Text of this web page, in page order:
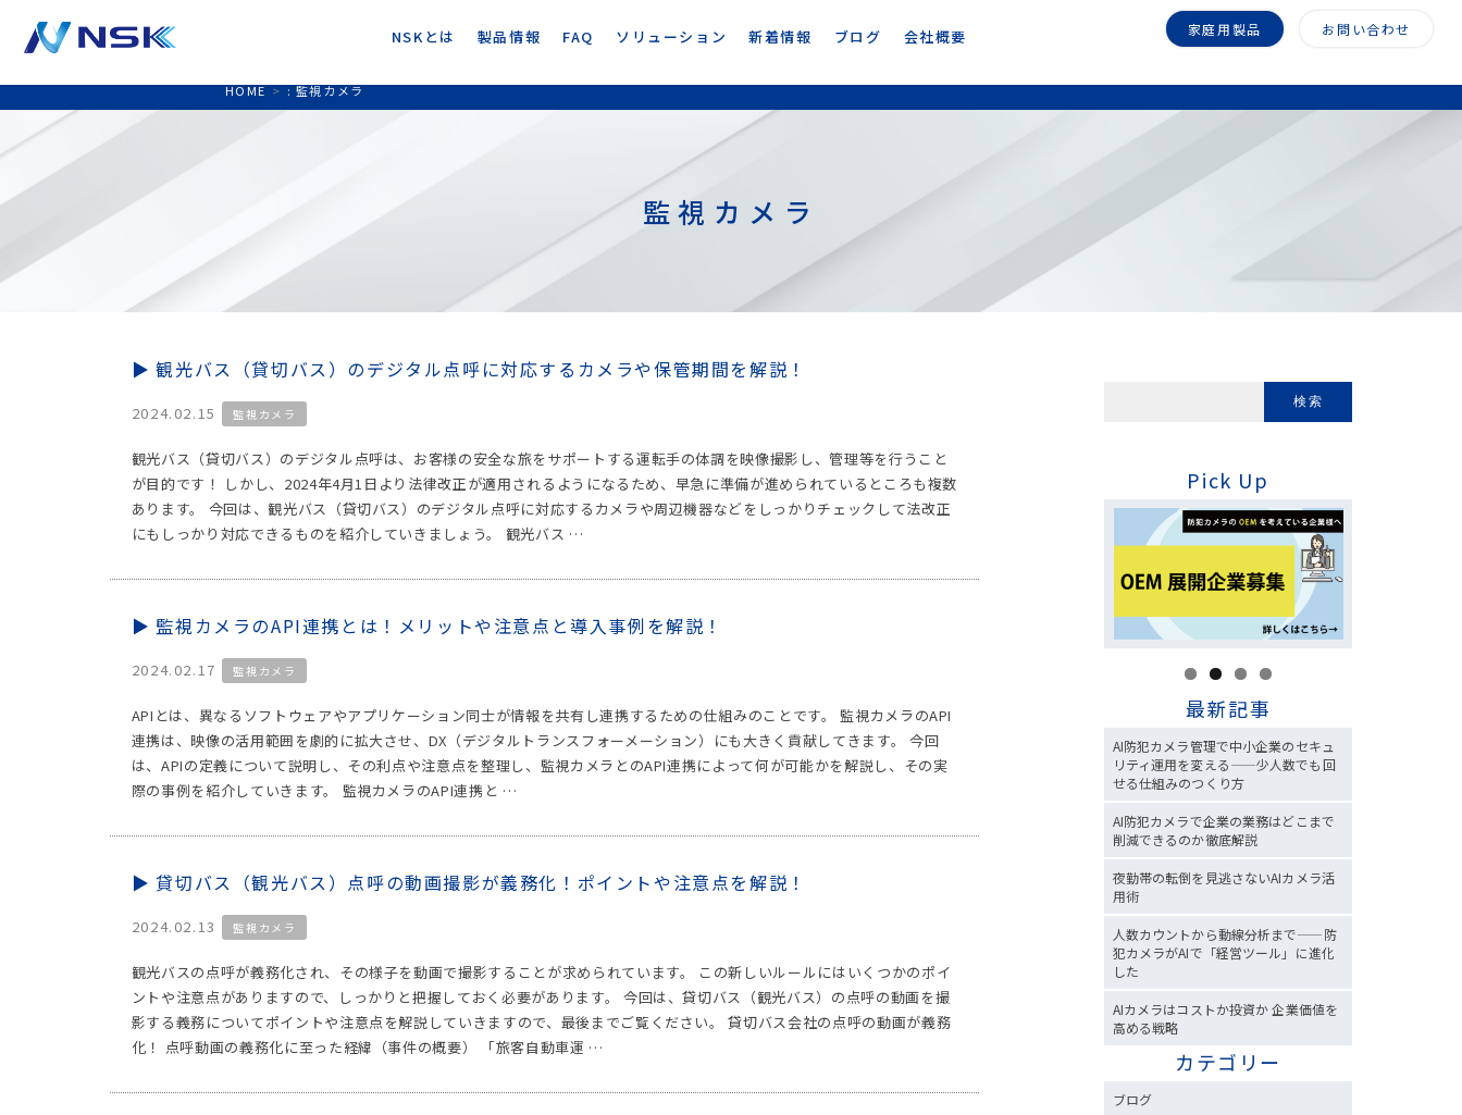
NSKとは 製品情報 FAQ ソリューション 新着情報 ブログ 会社概要 家庭用製品 お問い合わせ
HOME > :監視カメラ
監視カメラ
観光バス（貸切バス）のデジタル点呼に対応するカメラや保管期間を解説！
2024.02.15 監視カメラ
観光バス（貸切バス）のデジタル点呼は、お客様の安全な旅をサポートする運転手の体調を映像撮影し、管理等を行うこと
が目的です！ しかし、2024年4月1日より法律改正が適用されるようになるため、早急に準備が進められているところも複数
あります。 今回は、観光バス（貸切バス）のデジタル点呼に対応するカメラや周辺機器などをしっかりチェックして法改正
にもしっかり対応できるものを紹介していきましょう。 観光バス …
監視カメラのAPI連携とは！メリットや注意点と導入事例を解説！
2024.02.17 監視カメラ
APIとは、異なるソフトウェアやアプリケーション同士が情報を共有し連携するための仕組みのことです。 監視カメラのAPI
連携は、映像の活用範囲を劇的に拡大させ、DX（デジタルトランスフォーメーション）にも大きく貢献してきます。 今回
は、APIの定義について説明し、その利点や注意点を整理し、監視カメラとのAPI連携によって何が可能かを解説し、その実
際の事例を紹介していきます。 監視カメラのAPI連携と …
貸切バス（観光バス）点呼の動画撮影が義務化！ポイントや注意点を解説！
2024.02.13 監視カメラ
観光バスの点呼が義務化され、その様子を動画で撮影することが求められています。 この新しいルールにはいくつかのポイ
ントや注意点がありますので、しっかりと把握しておく必要があります。 今回は、貸切バス（観光バス）の点呼の動画を撮
影する義務についてポイントや注意点を解説していきますので、最後までご覧ください。 貸切バス会社の点呼の動画が義務
化！ 点呼動画の義務化に至った経緯（事件の概要） 「旅客自動車運 …
Pick Up
最新記事
AI防犯カメラ管理で中小企業のセキュ
リティ運用を変える——少人数でも回
せる仕組みのつくり方
AI防犯カメラで企業の業務はどこまで
削減できるのか徹底解説
夜勤帯の転倒を見逃さないAIカメラ活
用術
人数カウントから動線分析まで——防
犯カメラがAIで「経営ツール」に進化
した
AIカメラはコストか投資か 企業価値を
高める戦略
カテゴリー
ブログ